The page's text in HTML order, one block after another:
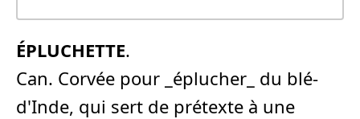
ÉPLUCHETTE.
Can. Corvée pour _éplucher_ du blé-
d'Inde, qui sert de prétexte à une